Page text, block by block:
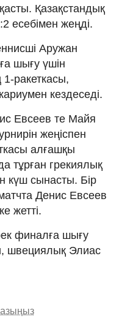
Қазақстандық
есебімен жеңді.
Аружан
шығу үшін
ракеткасы,
кездеседі.
Евсеев те Майя
жеңіспен
алғашқы
тұрған грекиялық
күш сынасты. Бір
Денис Евсеев
жетті.
финалға шығу
швециялық Элиас